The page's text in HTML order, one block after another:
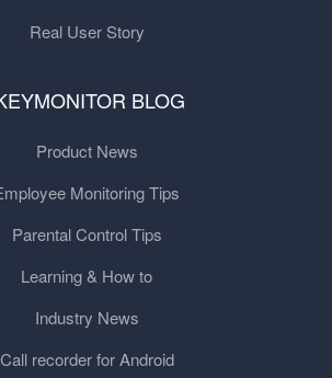
Real User Story
BLOG
Product News
Monitoring Tips
Parental Control Tips
Learning & How to
Industry News
Call recorder for Android